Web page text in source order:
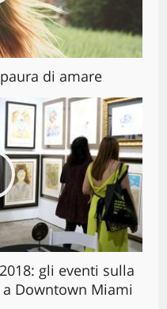
di amare
gli eventi sulla
Downtown Miami